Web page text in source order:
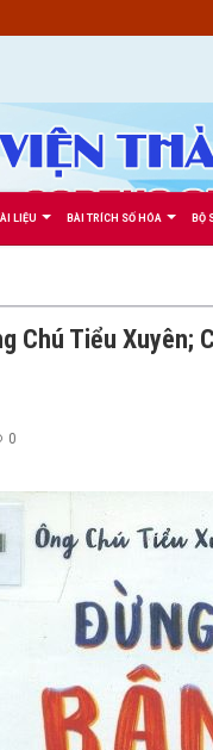
LIỆU BÀI TRÍCH SỐ HÓA BỘ
Chú Tiểu Xuyên;
0